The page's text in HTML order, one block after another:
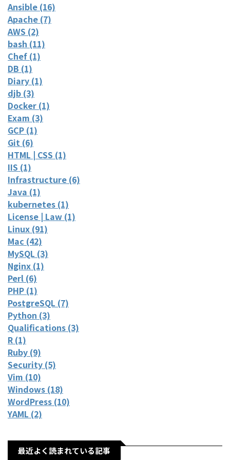
Ansible (16)
Apache (7)
AWS (2)
bash (11)
Chef (1)
DB (1)
Diary (1)
djb (3)
Docker (1)
Exam (3)
GCP (1)
Git (6)
HTML | CSS (1)
IIS (1)
Infrastructure (6)
Java (1)
kubernetes (1)
License | Law (1)
Linux (91)
Mac (42)
MySQL (3)
Nginx (1)
Perl (6)
PHP (1)
PostgreSQL (7)
Python (3)
Qualifications (3)
R (1)
Ruby (9)
Security (5)
Vim (10)
Windows (18)
WordPress (10)
YAML (2)
最近よく読まれている記事